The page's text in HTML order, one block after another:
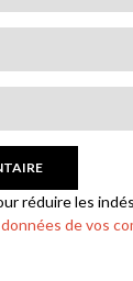
réduire les
de vos